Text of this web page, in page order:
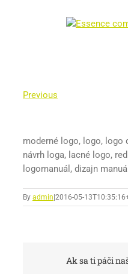
Previous
moderné logo, logo, logo
návrh loga, lacné logo,
logomanuál, dizajn manuál
By admin 2016-05-
Ak sa ti páči